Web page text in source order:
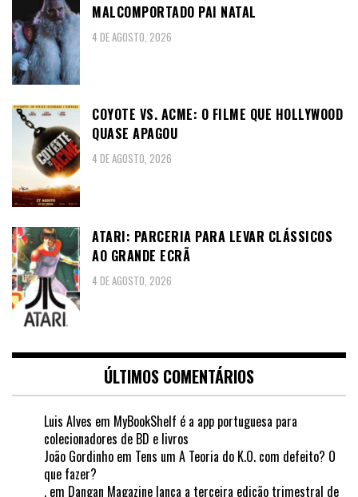
MALCOMPORTADO PAI NATAL
4 DE AGOSTO, 2026
COYOTE VS. ACME: O FILME QUE HOLLYWOOD
QUASE APAGOU
4 DE AGOSTO, 2026
ATARI: PARCERIA PARA LEVAR CLÁSSICOS
AO GRANDE ECRÃ
4 DE AGOSTO, 2026
ÚLTIMOS COMENTÁRIOS
Luis Alves em MyBookShelf é a app portuguesa para
colecionadores de BD e livros
João Gordinho em Tens um A Teoria do K.O. com defeito? O
que fazer?
. em Dangan Magazine lança a terceira edição trimestral de